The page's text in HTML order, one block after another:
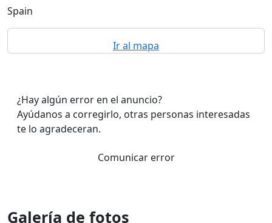
Spain
Ir al mapa
¿Hay algún error en el anuncio?
Ayúdanos a corregirlo, otras personas interesadas
te lo agradeceran.
Comunicar error
Galería de fotos